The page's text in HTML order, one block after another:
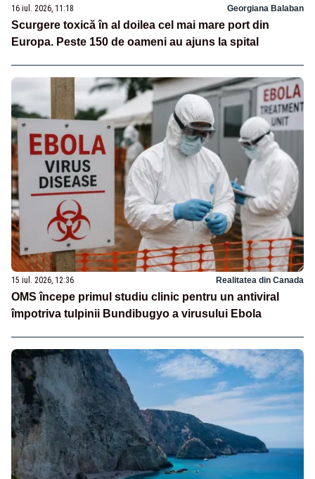
16 iul. 2026, 11:18 Georgiana Balaban
Scurgere toxică în al doilea cel mai mare port din
Europa. Peste 150 de oameni au ajuns la spital
15 iul. 2026, 12:36 Realitatea din Canada
OMS începe primul studiu clinic pentru un antiviral
împotriva tulpinii Bundibugyo a virusului Ebola